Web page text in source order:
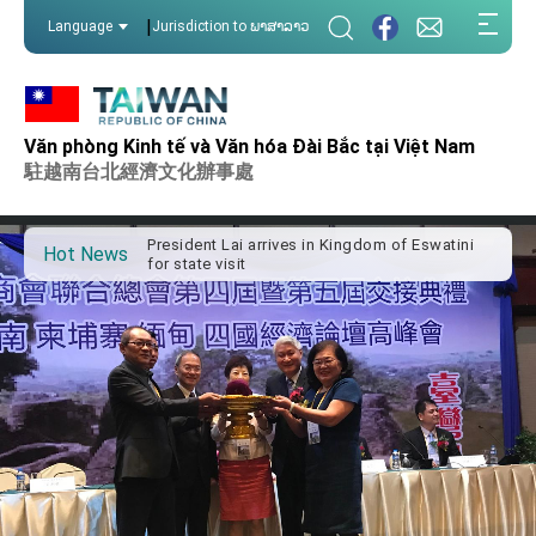
Language | Jurisdiction to ພາສາລາວ
Văn phòng Kinh tế và Văn hóa Đài Bắc tại Việt Nam
駐越南台北經濟文化辦事處
Hot News
Important Remarks of the Ministry of Foreign
Affairs
advancing Taiwan-US exchanges and
President Lai arrives in Kingdom of Eswatini
for state visit
VP Hsiao addresses 41st Space Symposium
Taiwan’s economic growth is a priority for
President Lai
President Lai’s remarks for Lunar New Year
President Lai interviewed by AFP
President Lai holds press conference on
Taiwan- US Economic Prosperity Partnership
Dialogue
FM Lin attends Taiwan Panorama exhibit at